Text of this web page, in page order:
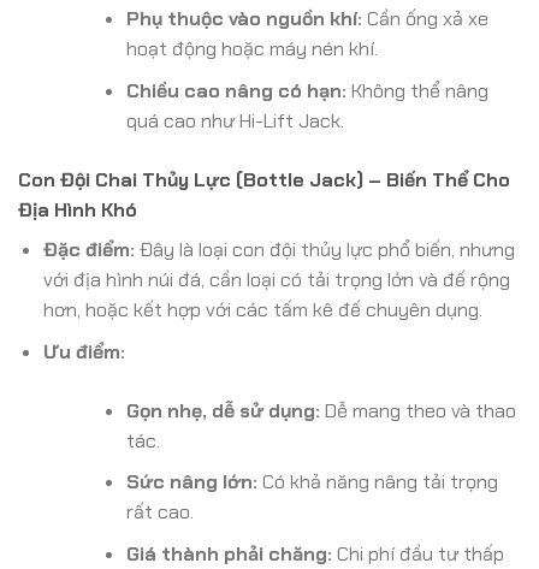
Phụ thuộc vào nguồn khí: Cần ống xả xe
hoạt động hoặc máy nén khí.
Chiều cao nâng có hạn: Không thể nâng
quá cao như Hi-Lift Jack.
Con Đội Chai Thủy Lực (Bottle Jack) – Biến Thể Cho
Địa Hình Khó
Đặc điểm: Đây là loại con đội thủy lực phổ biến, nhưng
với địa hình núi đá, cần loại có tải trọng lớn và đế rộng
hơn, hoặc kết hợp với các tấm kê đế chuyên dụng.
Ưu điểm:
Gọn nhẹ, dễ sử dụng: Dễ mang theo và thao
tác.
Sức nâng lớn: Có khả năng nâng tải trọng
rất cao.
Giá thành phải chăng: Chi phí đầu tư thấp